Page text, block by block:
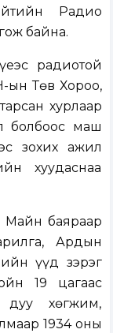
Радио
байна.
радиотой
ын Төв Хороо,
хурлаар
болбоос маш
зохих ажил
хуудаснаа
Майн баяраар
Ардын
үүд зэрэг
19 цагаас
дуу хөгжим,
1934 оны